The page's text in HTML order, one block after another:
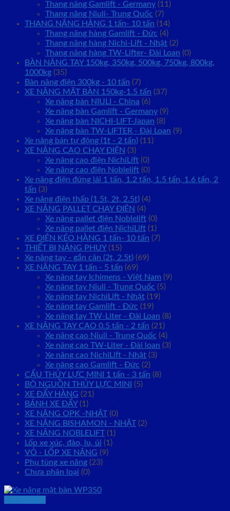
Thang nâng Gamlift - Germany (11)
Thang nâng Niuli- Trung Quốc (7)
THANG NÂNG HÀNG 1 tấn- 10 tấn (14)
Thang nâng hàng Gamlift - Đức (4)
Thang nâng hàng Nichi-Lift - Nhật (2)
Thang nâng hàng TW-Lifter- Đài Loan (0)
BÀN NÂNG TAY 150kg, 350kg, 500kg, 750kg, 800kg,
1000kg (35)
Bàn nâng điện 300kg - 10 tấn (7)
XE NÂNG MẶT BÀN 150kg-1.5 tấn (37)
Xe nâng bàn NIULI - China (6)
Xe nâng bàn Gamlift - Germany (9)
Xe nâng bàn NICHI-LIFT-Japan (8)
Xe nâng bàn TW-LIFTER - Đài Loan (9)
Xe nâng bán tự động (1t - 2 tấn) (11)
XE NÂNG CAO CHẠY ĐIỆN (3)
Xe nâng cao điện NichiLift (0)
Xe nâng cao điện Noblelift (0)
Xe nâng điện đứng lái 1 tấn, 1.2 tấn, 1.5 tấn, 1.6 tấn, 2
tấn (3)
Xe nâng điện thấp (1.5t, 2t, 2.5t) (4)
XE NÂNG PALLET CHẠY ĐIỆN (4)
Xe nâng pallet điện Noblelift (0)
Xe nâng pallet điện NichiLift (1)
XE ĐIỆN KÉO HÀNG 1 tấn- 10 tấn (7)
THIẾT BỊ NÂNG PHUY (15)
Xe nâng tay - gắn cân (2t, 2.5t) (69)
XE NÂNG TAY 1 tấn - 5 tấn (69)
Xe nâng tay Ichimens - Việt Nam (9)
Xe nâng tay Niuli - Trung Quốc (5)
Xe nâng tay NichiLift - Nhật (19)
Xe nâng tay Gamlift - Đức (19)
Xe nâng tay TW-Liter - Đài Loan (8)
XE NÂNG TAY CAO 0.5 tấn - 2 tấn (21)
Xe nâng cao Niuli - Trung Quốc (4)
Xe nâng cao TW-Liter - Đài loan (3)
Xe nâng cao NichiLift - Nhật (3)
Xe nâng cao Gamlift - Đức (2)
CẨU THỦY LỰC MINI 1 tấn - 3 tấn (8)
BỘ NGUỒN THỦY LỰC MINI
(5)
XE ĐẨY HÀNG (21)
BÁNH XE ĐẨY (1)
XE NÂNG OPK -NHẬT (0)
XE NÂNG BISHAMON - NHẬT (2)
XE NÂNG NOBLELIFT (1)
Lốp xe xúc, đào, lu, ủi (1)
VỎ - LỐP XE NÂNG (9)
Phụ tùng xe nâng (23)
Chưa phân loại (0)